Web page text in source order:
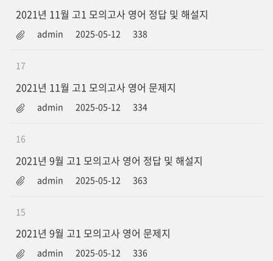
2021년 11월 고1 모의고사 영어 정답 및 해설지
admin 2025-05-12 338
17
2021년 11월 고1 모의고사 영어 문제지
admin 2025-05-12 334
16
2021년 9월 고1 모의고사 영어 정답 및 해설지
admin 2025-05-12 363
15
2021년 9월 고1 모의고사 영어 문제지
admin 2025-05-12 336